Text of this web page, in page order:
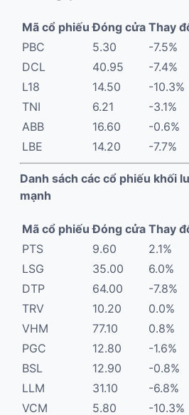
Mã cổ phiếu Đóng cửa Thay
PBC
5.30 -7.5%
DCL
40.95 -7.4%
L18
14.50 -10.3%
TNI
6.21 -3.1%
ABB
16.60 -0.6%
LBE
14.20 -7.7%
Danh sách các cổ phiếu khối
mạnh
Mã cổ phiếu Đóng cửa Thay
PTS
9.60 2.1%
LSG
35.00 6.0%
DTP
64.00 -7.8%
TRV
10.20 0.0%
VHM
77.10 0.8%
PGC
12.80 -1.6%
BSL
12.90 -0.8%
LLM
31.10 -6.8%
VCM
5.80 -10.3%